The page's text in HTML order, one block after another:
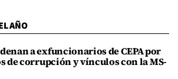
AÑO
a exfuncionarios de CEPA por
de corrupción y vínculos con la MS-